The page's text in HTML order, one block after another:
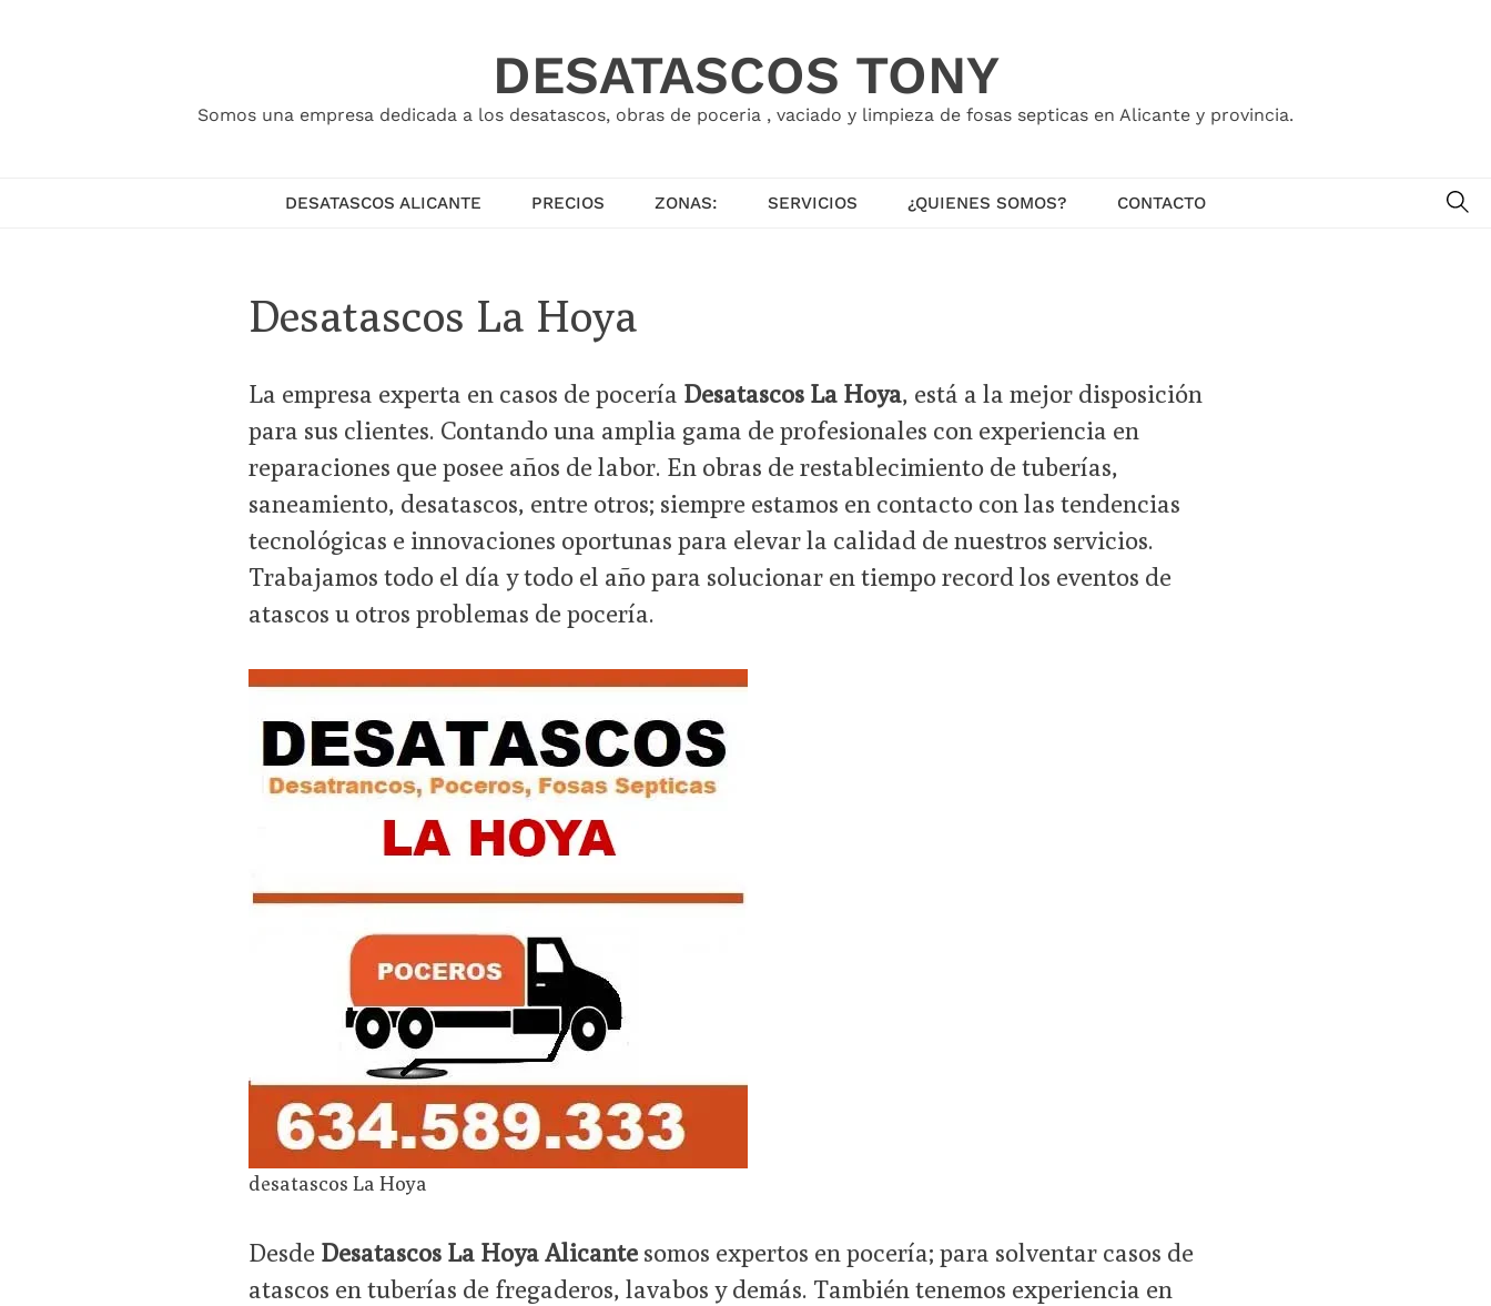
DESATASCOS TONY
Somos una empresa dedicada a los desatascos, obras de poceria , vaciado y limpieza de fosas septicas en Alicante y provincia.
DESATASCOS ALICANTE PRECIOS ZONAS: SERVICIOS ¿QUIENES SOMOS? CONTACTO
Desatascos La Hoya
La empresa experta en casos de pocería Desatascos La Hoya, está a la mejor disposición
para sus clientes. Contando una amplia gama de profesionales con experiencia en
reparaciones que posee años de labor. En obras de restablecimiento de tuberías,
saneamiento, desatascos, entre otros; siempre estamos en contacto con las tendencias
tecnológicas e innovaciones oportunas para elevar la calidad de nuestros servicios.
Trabajamos todo el día y todo el año para solucionar en tiempo record los eventos de
atascos u otros problemas de pocería.
desatascos La Hoya
Desde Desatascos La Hoya Alicante somos expertos en pocería; para solventar casos de
atascos en tuberías de fregaderos, lavabos y demás. También tenemos experiencia en